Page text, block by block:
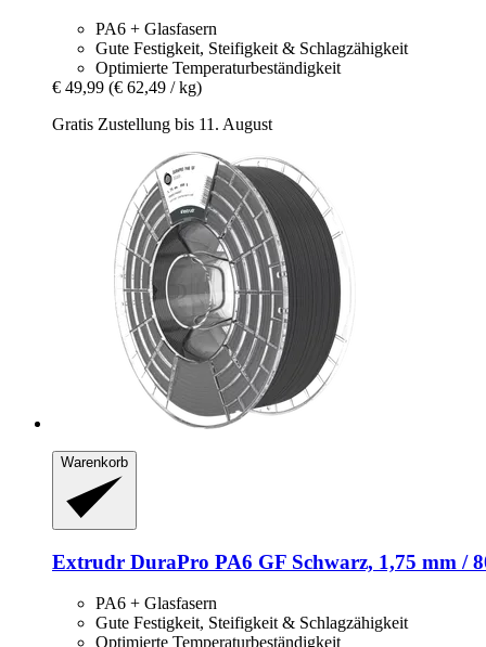
PA6 + Glasfasern
Gute Festigkeit, Steifigkeit & Schlagzähigkeit
Optimierte Temperaturbeständigkeit
€ 49,99 (€ 62,49 / kg)
Gratis Zustellung bis 11. August
Warenkorb
Extrudr DuraPro PA6 GF Schwarz, 1,75 mm /
PA6 + Glasfasern
Gute Festigkeit, Steifigkeit & Schlagzähigkeit
Optimierte Temperaturbeständigkeit